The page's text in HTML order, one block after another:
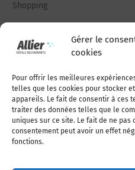
Gérer le
cookies
Pour offrir les meilleures
telles que les cookies pour stocker
appareils. Le fait de consentir à ces
traiter des données telles que le
uniques sur ce site. Le fait de ne
consentement peut avoir un effet
fonctions.
Shopping
Qui sommes-nous
Adhérer à l’association